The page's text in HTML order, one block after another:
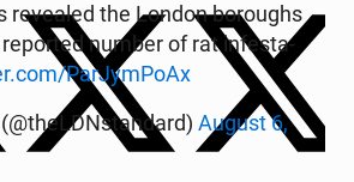
re­ve­aled the London bo­ro­ughs
number of rat in­fe­sta­
Par­Jym­Po­Ax
August 6,